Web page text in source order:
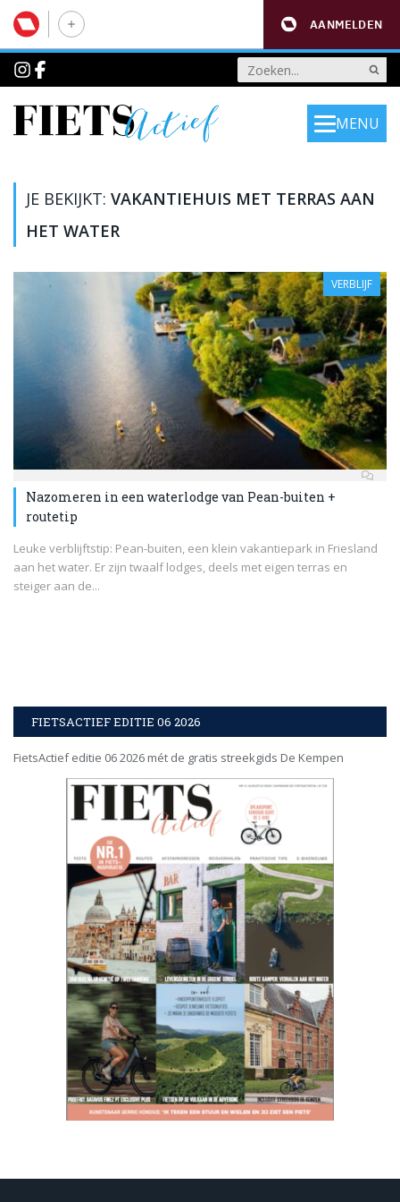
AANMELDEN
MENU
JE BEKIJKT: VAKANTIEHUIS MET TERRAS AAN
HET WATER
VERBLIJF
Nazomeren in een waterlodge van Pean-buiten +
routetip
Leuke verblijftstip: Pean-buiten, een klein vakantiepark in Friesland
aan het water. Er zijn twaalf lodges, deels met eigen terras en
steiger aan de...
FIETSACTIEF EDITIE 06 2026
FietsActief editie 06 2026 mét de gratis streekgids De Kempen